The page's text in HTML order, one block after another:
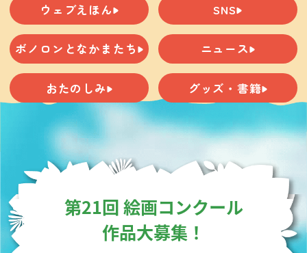
ウェブえほん SNS
ボノロンとなかまたち ニュース
おたのしみ グッズ・書籍
第21回 絵画コンクール
作品大募集！